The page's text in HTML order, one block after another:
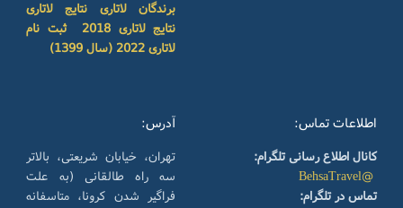
برندگان لاتاری
نتایج لاتاری
نتایج لاتاری 2018
ثبت نام
لاتاری 2022 (سال 1399)
آدرس:
تهران، خیابان شریعتی، بالاتر
سه راه طالقانی (به علت
فراگیر شدن کرونا، متاسفانه
اطلاعات تماس:
کانال اطلاع رسانی تلگرام:
@BehsaTravel
تماس در تلگرام: